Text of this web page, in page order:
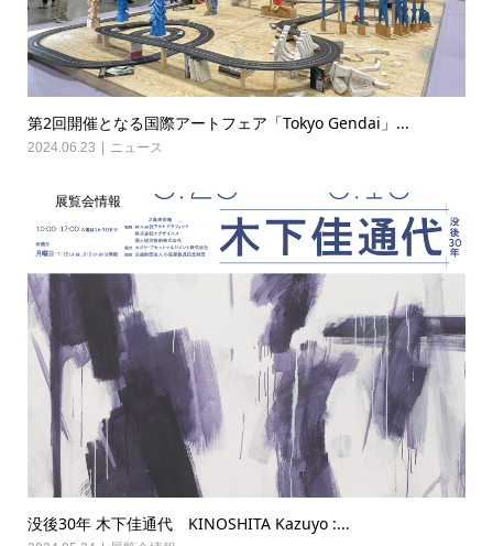
第2回開催となる国際アートフェア「Tokyo Gendai」...
2024.06.23 ニュース
展覧会情報
没後30年 木下佳通代 KINOSHITA Kazuyo :...